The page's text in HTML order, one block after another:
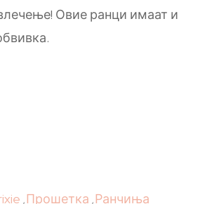
Овие ранци имаат и
,Прошетка ,Ранчиња